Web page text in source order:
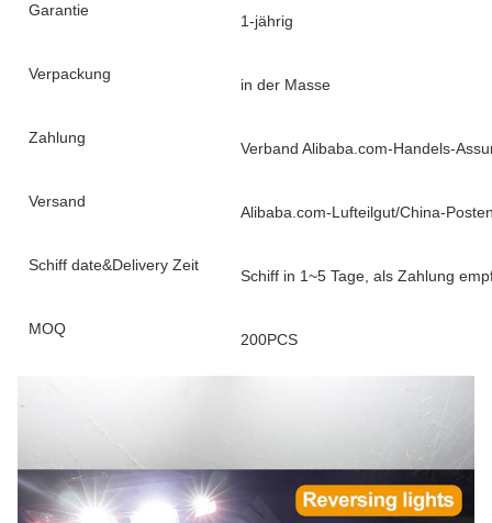
Garantie
1-jährig
Verpackung
in der Masse
Zahlung
Verband Alibaba.com-Handels-
Versand
Alibaba.com-Lufteilgut/China-
Schiff date&Delivery Zeit
Schiff in 1~5 Tage, als Zahlung
MOQ
200PCS